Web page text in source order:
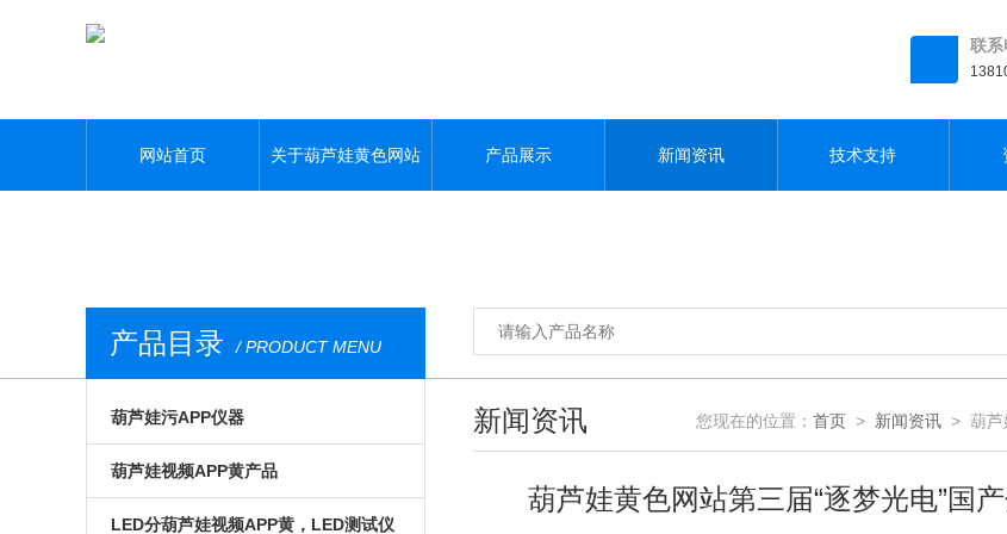
联系
网站首页 关于葫芦娃黄色网站 产品展示 新闻资讯 技术支持
产品目录 / PRODUCT MENU
葫芦娃污APP仪器
光电模组与系统
微区磁光及角分辨
葫芦娃视频APP黄产品
手动位移台
LED分葫芦娃视频APP黄，LED测试仪
新闻资讯 您现在的位置： 首页 > 新闻资讯 > 葫芦
葫芦娃黄色网站第三届“逐梦光电”国